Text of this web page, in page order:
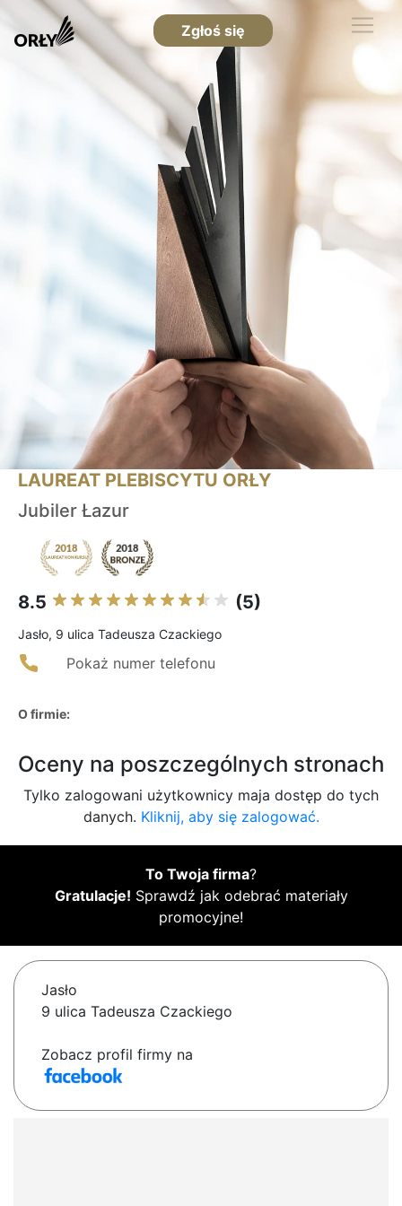
Zgłoś się
LAUREAT PLEBISCYTU ORŁY
Jubiler Łazur
8.5 (5)
Jasło, 9 ulica Tadeusza Czackiego
Pokaż numer telefonu
O firmie:
Oceny na poszczególnych stronach
Tylko zalogowani użytkownicy maja dostęp do tych
danych. Kliknij, aby się zalogować.
To Twoja firma?
Gratulacje! Sprawdź jak odebrać materiały
promocyjne!
Jasło
9 ulica Tadeusza Czackiego
Zobacz profil firmy na